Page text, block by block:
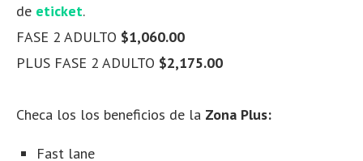
de eticket.
FASE 2 ADULTO $1,060.00
PLUS FASE 2 ADULTO $2,175.00
Checa los los beneficios de la Zona Plus:
Fast lane